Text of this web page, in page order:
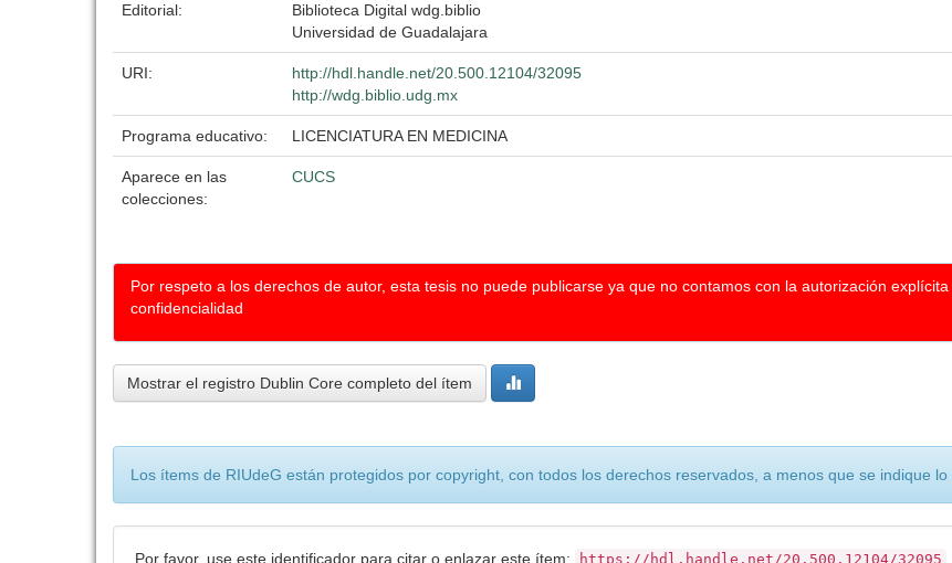
Editorial:
Biblioteca Digital wdg.biblio
Universidad de Guadalajara
URI:
http://hdl.handle.net/20.500.12104/32095
http://wdg.biblio.udg.mx
Programa educativo: LICENCIATURA EN MEDICINA
Aparece en las
colecciones:
CUCS
Por respeto a los derechos de autor, esta tesis no puede publicarse ya que no contamos con la autorización
confidencialidad
Mostrar el registro Dublin Core completo del ítem
Los ítems de RIUdeG están protegidos por copyright, con todos los derechos reservados, a menos que se indique lo
Por favor, use este identificador para citar o enlazar este ítem: https://hdl.handle.net/20.500.12104/32095